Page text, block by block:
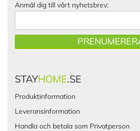
Anmäl dig till vårt nyhetsbrev:
STAYHOME.SE
Produktinformation
Leveransinformation
Handla och betala som Privatperson